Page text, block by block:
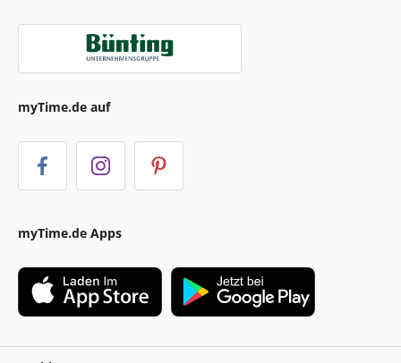
myTime.de auf
myTime.de Apps